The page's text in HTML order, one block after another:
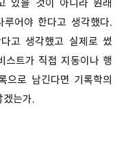
있을 것이 아니라 원래
어야 한다고 생각했다.
고 생각했고 실제로 썼
스트가 직접 지동이나 행
으로 남긴다면 기록학의
는가.